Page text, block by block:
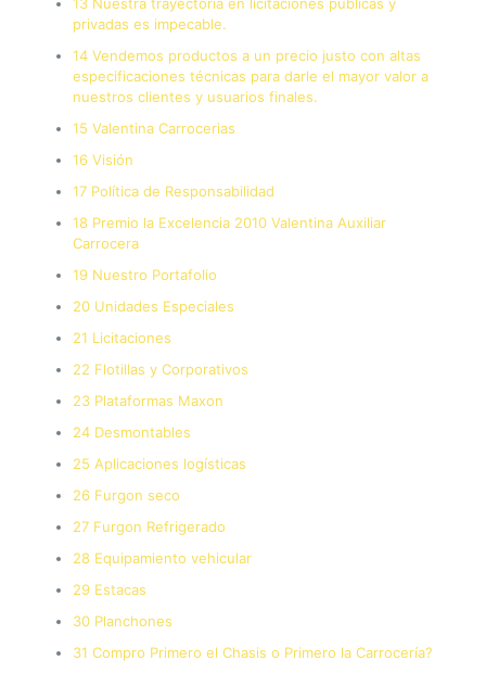
privadas es impecable.
14 Vendemos productos a un precio justo con altas
especificaciones técnicas para darle el mayor valor a
nuestros clientes y usuarios finales.
15 Valentina Carrocerias
16 Visión
17 Política de Responsabilidad
18 Premio la Excelencia 2010 Valentina Auxiliar
Carrocera
19 Nuestro Portafolio
20 Unidades Especiales
21 Licitaciones
22 Flotillas y Corporativos
23 Plataformas Maxon
24 Desmontables
25 Aplicaciones logísticas
26 Furgon seco
27 Furgon Refrigerado
28 Equipamiento vehicular
29 Estacas
30 Planchones
31 Compro Primero el Chasis o Primero la Carrocería?